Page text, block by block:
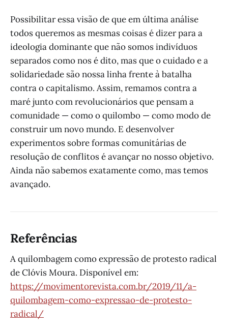
Possibilitar essa visão de que em última análise
todos queremos as mesmas coisas é dizer para a
ideologia dominante que não somos indivíduos
separados como nos é dito, mas que o cuidado e a
solidariedade são nossa linha frente à batalha
contra o capitalismo. Assim, remamos contra a
maré junto com revolucionários que pensam a
comunidade — como o quilombo — como modo de
construir um novo mundo. E desenvolver
experimentos sobre formas comunitárias de
resolução de conflitos é avançar no nosso objetivo.
Ainda não sabemos exatamente como, mas temos
avançado.
Referências
A quilombagem como expressão de protesto radical
de Clóvis Moura. Disponível em:
https://movimentorevista.com.br/2019/11/a-
quilombagem-como-expressao-de-protesto-
radical/